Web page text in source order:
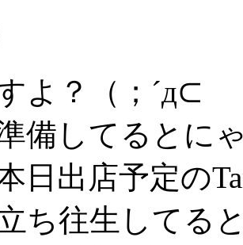
よ？（；´д⊂
備してるとに
日出店予定の
ち往生してる